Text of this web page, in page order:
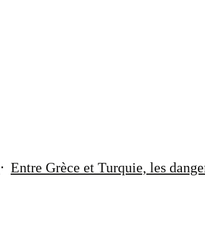
Entre Grèce et Turquie, les